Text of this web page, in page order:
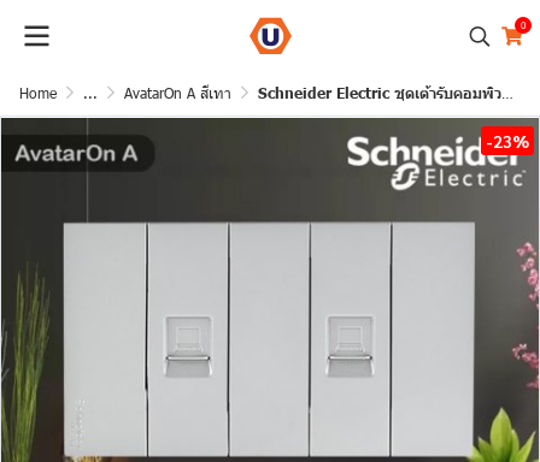
0
Home ... AvatarOn A สีเทา Schneider Electric ชุดเต้ารับคอมพิวเตอร์ (LAN) CAT6 2 ตัว พร้อมฝาครอบ สีเทา รุ่น AvatarOn A
-23%